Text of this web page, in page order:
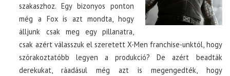
szakaszhoz. Egy bizonyos ponton
még a Fox is azt mondta, hogy
álljunk csak meg egy pillanatra,
csak azért válasszuk el szeretett X-Men franchise-unktól, hogy
szórakoztatóbb legyen a produkció? De azért beadták
derekukat, ráadásul még azt is megengedték, hogy